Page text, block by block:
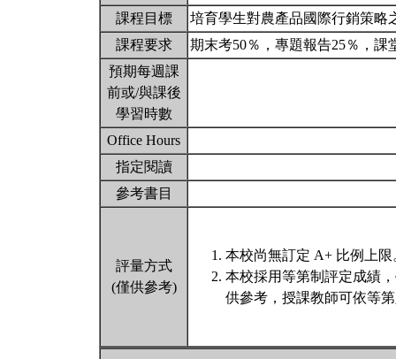
課程目標
培育學生對農產品國際行銷策
課程要求
期末考50％，專題報告25％，課
預期每週課
前或/與課後
學習時數
Office Hours
指定閱讀
參考書目
評量方式
(僅供參考)
本校尚無訂定 A+ 比例上限
本校採用等第制評定成績
供參考，授課教師可依等